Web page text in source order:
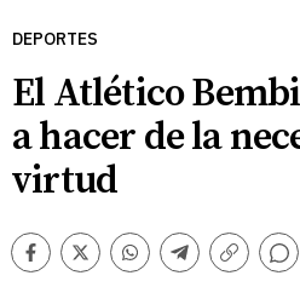
DEPORTES
El Atlético
a hacer de la
virtud
Facebook
TwitterWhatsappTelegram
Copiar
Comentarios